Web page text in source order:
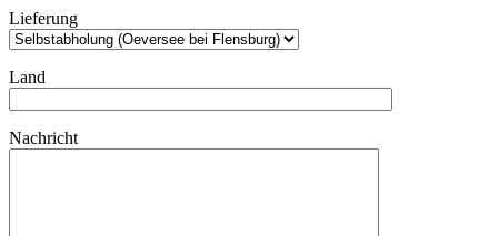
Lieferung
Land
Nachricht